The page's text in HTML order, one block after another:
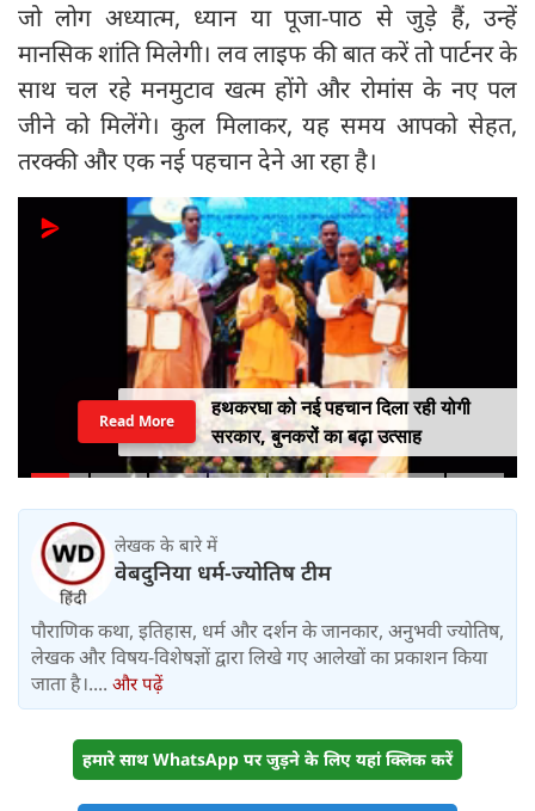
जो लोग अध्यात्म, ध्यान या पूजा-पाठ से जुड़े हैं, उन्हें
मानसिक शांति मिलेगी। लव लाइफ की बात करें तो पार्टनर के
साथ चल रहे मनमुटाव खत्म होंगे और रोमांस के नए पल
जीने को मिलेंगे। कुल मिलाकर, यह समय आपको सेहत,
तरक्की और एक नई पहचान देने आ रहा है।
हथकरघा को नई पहचान दिला रही योगी
सरकार, बुनकरों का बढ़ा उत्साह
Read More
लेखक के बारे में
वेबदुनिया धर्म-ज्योतिष टीम
पौराणिक कथा, इतिहास, धर्म और दर्शन के जानकार, अनुभवी ज्योतिष,
लेखक और विषय-विशेषज्ञों द्वारा लिखे गए आलेखों का प्रकाशन किया
जाता है।.... और पढ़ें
हमारे साथ WhatsApp पर जुड़ने के लिए यहां क्लिक करें